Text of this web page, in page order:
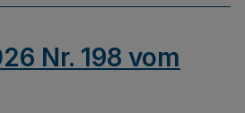
Nr. 198 vom